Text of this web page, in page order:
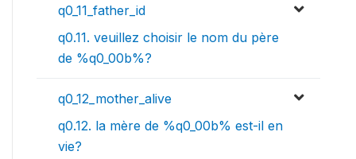
q0_11_father_id
q0.11. veuillez choisir le nom du père
de %q0_00b%?
q0_12_mother_alive
q0.12. la mère de %q0_00b% est-il en
vie?